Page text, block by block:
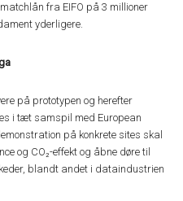
fra EIFO på 3 millioner
yderligere.
på prototypen og herefter
i tæt samspil med European
på konkrete sites skal
og CO₂-effekt og åbne døre til
blandt andet i dataindustrien